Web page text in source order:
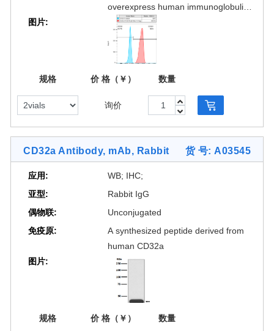
overexpress human immunoglobulin
gamma Fc region receptor II-a
(FcγRIIa/CD32A 131Arg) on the
surface. The surface expression of
analysis. This stable cell line product
is designed for measuring binding
affinity and stability of Fc region of
antibodies and Fc fusion proteins, or
antibody based biologics binding with
CD32A 131Arg. GenScript also offers
CD32A 131His stable cell line (Cat.
No. M00598) for FcγRIIa
图片:
规格
价 格（￥） 数量
询价
CD32a Antibody, mAb, Rabbit 货 号: A03545
应用:
WB; IHC;
亚型:
Rabbit IgG
偶物联:
Unconjugated
免疫原:
A synthesized peptide derived from
human CD32a
图片:
规格 价 格（￥） 数量